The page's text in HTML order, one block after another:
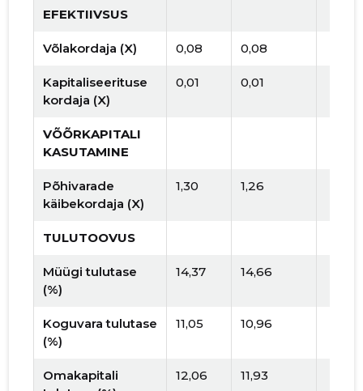
EFEKTIIVSUS
Võlakordaja (X) 0,08 0,08
Kapitaliseerituse
kordaja (X)
0,01 0,01
VÕÕRKAPITALI
KASUTAMINE
Põhivarade
käibekordaja (X)
1,30 1,26
TULUTOOVUS
Müügi tulutase
(%)
14,37 14,66
Koguvara tulutase
(%)
11,05 10,96
Omakapitali
12,06 11,93